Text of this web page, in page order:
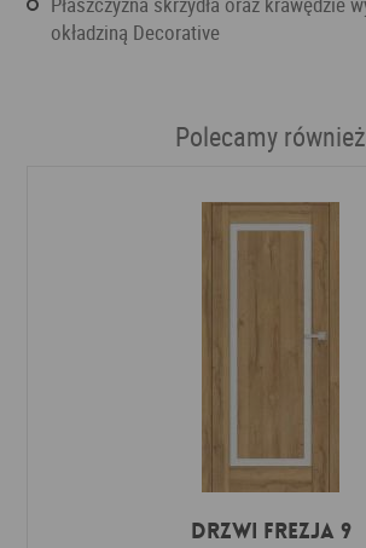
okładziną Decorative
Polecamy również
DRZWI FREZJA 9